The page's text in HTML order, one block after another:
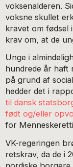
voksenalderen.
voksne skullet
kravet om fødsel
krav om, at de
Unge i
hundrede år haft
på grund af
hedder det i
til dansk
født og/eller
for
VK-regeringen
retskrav, da de i